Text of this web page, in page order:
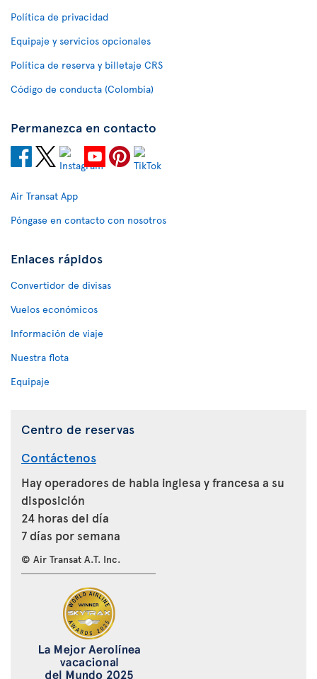
Política de privacidad
Equipaje y servicios opcionales
Política de reserva y billetaje CRS
Código de conducta (Colombia)
Permanezca en contacto
Air Transat App
Póngase en contacto con nosotros
Enlaces rápidos
Convertidor de divisas
Vuelos económicos
Información de viaje
Nuestra flota
Equipaje
Centro de reservas
Contáctenos
Hay operadores de habla inglesa y francesa a su
disposición
24 horas del día
7 días por semana
© Air Transat A.T. Inc.